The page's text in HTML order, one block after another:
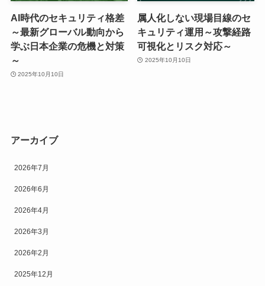
AI時代のセキュリティ格差
～最新グローバル動向から
学ぶ日本企業の危機と対策
～
2025年10月10日
属人化しない現場目線のセ
キュリティ運用～攻撃経路
可視化とリスク対応～
2025年10月10日
アーカイブ
2026年7月
2026年6月
2026年4月
2026年3月
2026年2月
2025年12月